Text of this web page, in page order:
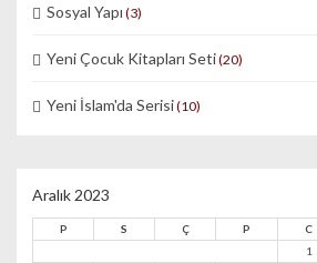
Sosyal Yapı (3)
Yeni Çocuk Kitapları Seti(20)
Yeni İslam'da Serisi(10)
Aralık 2023
P S Ç P C
1